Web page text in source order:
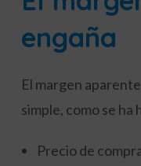
engaña
El margen
simple, como se ha
Precio de